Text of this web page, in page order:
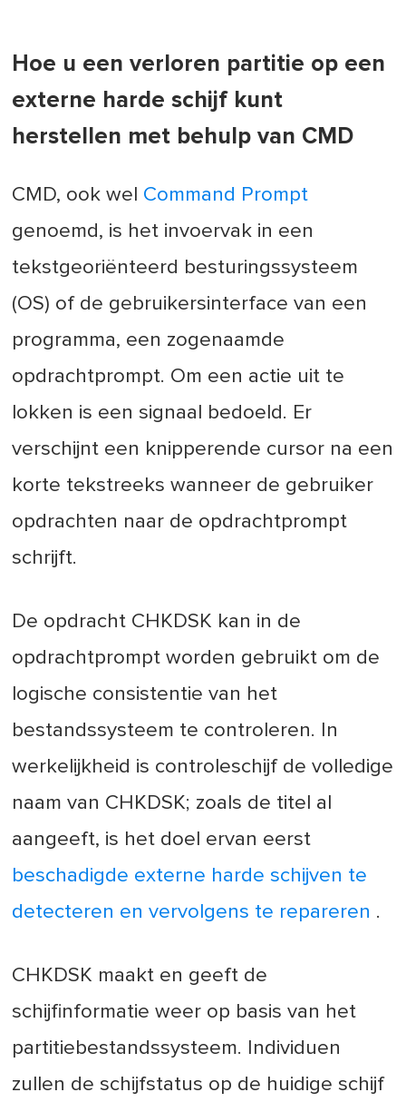
Hoe u een verloren partitie op een
externe harde schijf kunt
herstellen met behulp van CMD
CMD, ook wel Command Prompt
genoemd, is het invoervak in een
tekstgeoriënteerd besturingssysteem
(OS) of de gebruikersinterface van een
programma, een zogenaamde
opdrachtprompt. Om een actie uit te
lokken is een signaal bedoeld. Er
verschijnt een knipperende cursor na een
korte tekstreeks wanneer de gebruiker
opdrachten naar de opdrachtprompt
schrijft.
De opdracht CHKDSK kan in de
opdrachtprompt worden gebruikt om de
logische consistentie van het
bestandssysteem te controleren. In
werkelijkheid is controleschijf de volledige
naam van CHKDSK; zoals de titel al
aangeeft, is het doel ervan eerst
beschadigde externe harde schijven te
detecteren en vervolgens te repareren .
CHKDSK maakt en geeft de
schijfinformatie weer op basis van het
partitiebestandssysteem. Individuen
zullen de schijfstatus op de huidige schijf